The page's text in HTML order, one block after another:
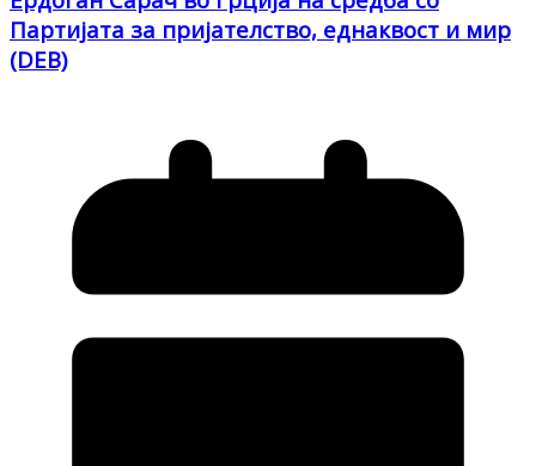
Партијата за пријателство, еднаквост и мир
(DEB)